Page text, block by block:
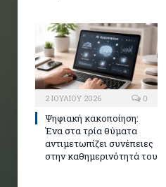
2 ΙΟΥΛΊΟΥ 2026 0
Ψηφιακή κακοποίηση:
Ένα στα τρία θύματα
αντιμετωπίζει συνέπειες
στην καθημερινότητά του